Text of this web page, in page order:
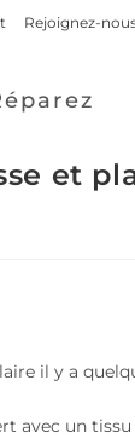
Rejoignez-
et
il y a
avec un tissu